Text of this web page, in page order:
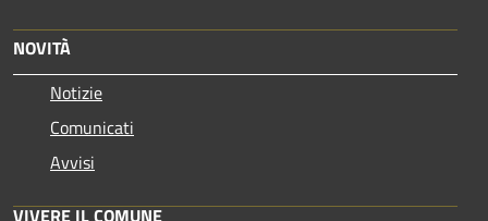
NOVITÀ
Notizie
Comunicati
Avvisi
VIVERE IL COMUNE